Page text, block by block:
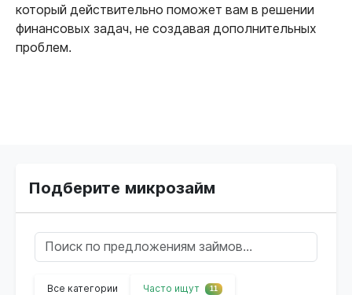
который действительно поможет вам в решении
финансовых задач, не создавая дополнительных
проблем.
Подберите микрозайм
Все категории Часто ищут 11